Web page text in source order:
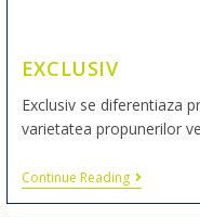
EXCLUSIV
Exclusiv se diferentiaza
varietatea propunerilor
Continue Reading